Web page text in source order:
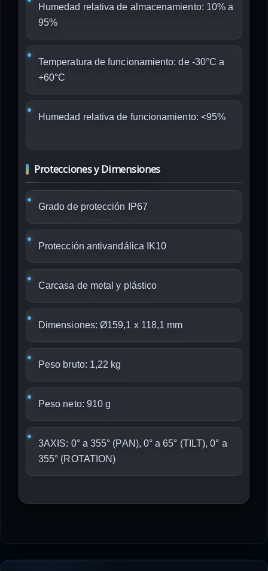
Humedad relativa de almacenamiento: 10% a
95%
Temperatura de funcionamiento: de -30°C a
+60°C
Humedad relativa de funcionamiento: <95%
Protecciones y Dimensiones
Grado de protección IP67
Protección antivandálica IK10
Carcasa de metal y plástico
Dimensiones: Ø159,1 x 118,1 mm
Peso bruto: 1,22 kg
Peso neto: 910 g
3AXIS: 0° a 355° (PAN), 0° a 65° (TILT), 0° a
355° (ROTATION)